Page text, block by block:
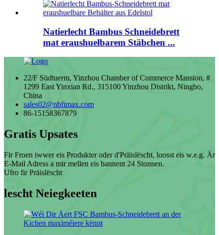
Natierlecht Bambus Schneidebrett
mat eraushuelbarem Stäbchen ...
22/F Südtuerm, Yinzhou Chamber of Commerce Mansion, #
1299 East Yinxian Rd., 315100 Yinzhou Distrikt, Ningbo,
China
sales02@nbfimax.com
86-15158367879
Gratis Upsates
Fir Froen iwwer eis Produkter oder d'Präislëscht, loosst eis w.e.g. Är
E-Mail Adress a mir mellen eis bannent 24 Stonnen.
Ufro fir Präislëscht
lescht Neiegkeeten